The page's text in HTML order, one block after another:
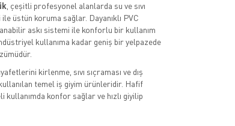
, çeşitli profesyonel alanlarda su ve sıvı
üstün koruma sağlar. Dayanıklı PVC
askı sistemi ile konforlu bir kullanım
kullanıma kadar geniş bir yelpazede
kirlenme, sıvı sıçraması ve dış
temel iş giyim ürünleridir. Hafif
kullanımda konfor sağlar ve hızlı giyilip